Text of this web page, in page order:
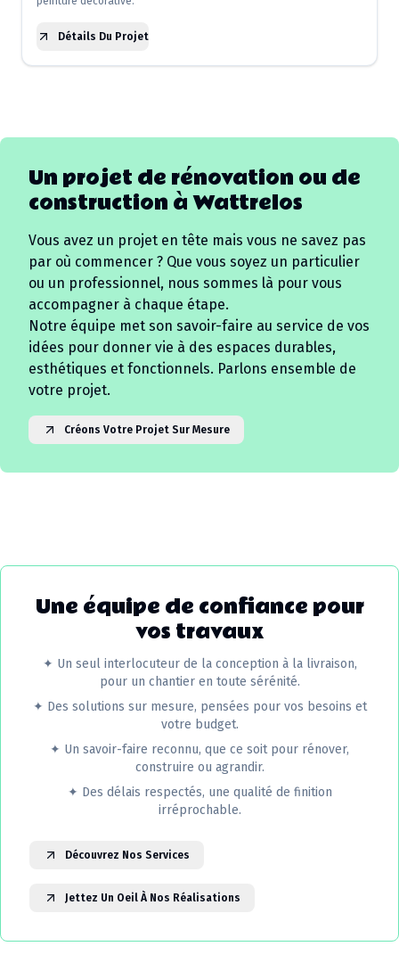
Détails Du Projet
Un projet de rénovation ou de
construction àWattrelos
Vous avez un projet en tête mais vous ne savez pas
par où commencer ? Que vous soyez un particulier
ou un professionnel, nous sommes là pour vous
accompagner à chaque étape.
Notre équipe met son savoir-faire au service de vos
idées pour donner vie à des espaces durables,
esthétiques et fonctionnels. Parlons ensemble de
votre projet.
Créons Votre Projet Sur Mesure
Une équipe de confiance pour
vos travaux
✦ Un seul interlocuteur de la conception à la livraison,
pour un chantier en toute sérénité.
✦ Des solutions sur mesure, pensées pour vos besoins et
votre budget.
✦ Un savoir-faire reconnu, que ce soit pour rénover,
construire ou agrandir.
✦ Des délais respectés, une qualité de finition
irréprochable.
Découvrez Nos Services
Jettez Un Oeil À Nos Réalisations